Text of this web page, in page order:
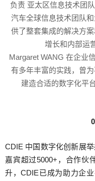
负责 亚太区信息技术团
汽车全球信息技术团队
供了整套集成的解决方
增长和内部运
Margaret WANG 在企业
有多年丰富的实践，曾
建造合适的数字化平
CDIE 中国数字化创新展
嘉宾超过5000+，合作伙
升，CDIE已成为助力企